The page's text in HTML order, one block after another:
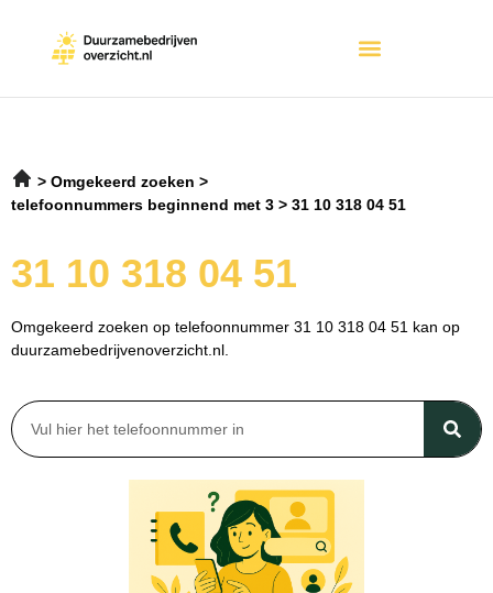
Omgekeerd zoeken
telefoonnummers beginnend met 3
31 10 318 04 51
31 10 318 04 51
Omgekeerd zoeken op telefoonnummer 31 10 318 04 51 kan op
duurzamebedrijvenoverzicht.nl.